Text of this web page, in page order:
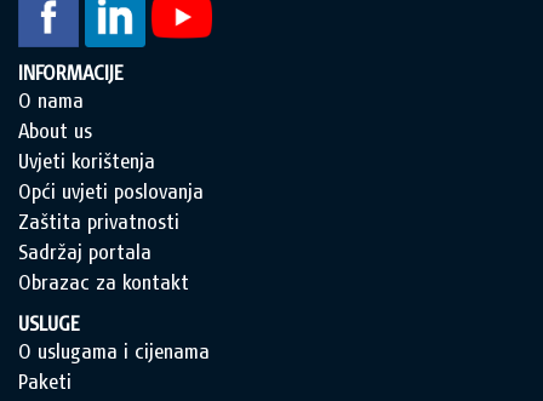
INFORMACIJE
O nama
About us
Uvjeti korištenja
Opći uvjeti poslovanja
Zaštita privatnosti
Sadržaj portala
Obrazac za kontakt
USLUGE
O uslugama i cijenama
Paketi